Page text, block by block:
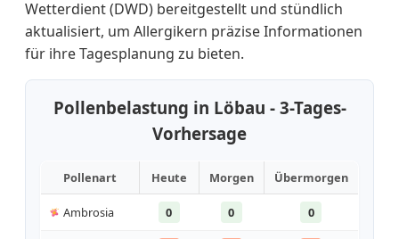
Wetterdient (DWD) bereitgestellt und stündlich
aktualisiert, um Allergikern präzise Informationen
für ihre Tagesplanung zu bieten.
Pollenbelastung in Löbau - 3-Tages-
Vorhersage
Pollenart Heute Morgen Übermorgen
Ambrosia 0 0 0